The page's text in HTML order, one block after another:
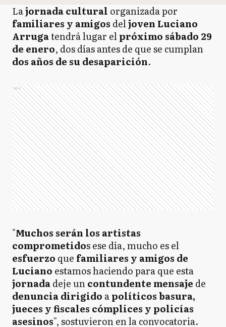
Lajornada cultural organizada por
familiares y amigos deljoven Luciano
Arrugatendrá lugar elpróximo sábado 29
de enero, dos días antes de que se cumplan
dos años de su desaparición.
Ads
"Muchos serán los artistas
comprometidos ese día, mucho es el
esfuerzo que familiares y amigos de
Luciano estamos haciendo para que esta
jornadadeje uncontundente mensaje de
denuncia dirigido apolíticos basura,
jueces y fiscales cómplices y policías
asesinos", sostuvieron en la convocatoria.